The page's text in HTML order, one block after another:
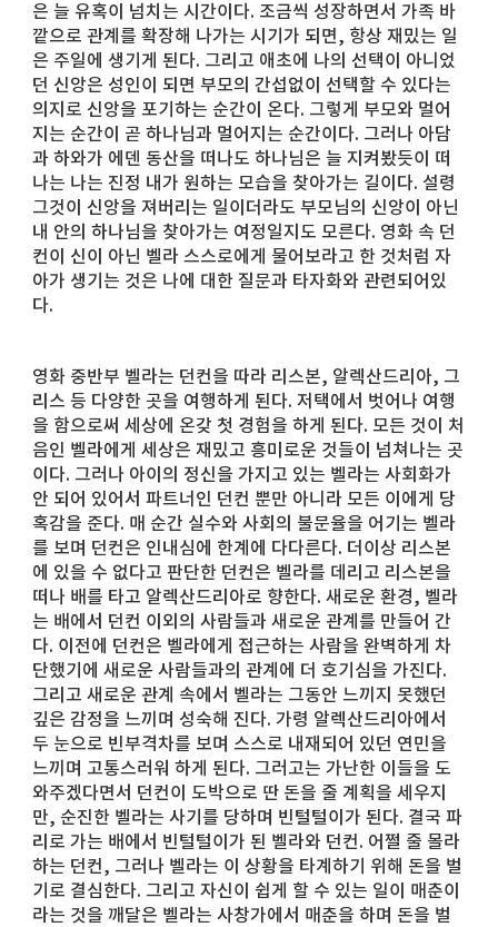
은 늘 유혹이 넘치는 시간이다. 조금씩 성장하면서 가족 바
깥으로 관계를 확장해 나가는 시기가 되면, 항상 재밌는 일
은 주일에 생기게 된다. 그리고 애초에 나의 선택이 아니었
던 신앙은 성인이 되면 부모의 간섭없이 선택할 수 있다는
의지로 신앙을 포기하는 순간이 온다. 그렇게 부모와 멀어
지는 순간이 곧 하나님과 멀어지는 순간이다. 그러나 아담
과 하와가 에덴 동산을 떠나도 하나님은 늘 지켜봤듯이 떠
나는 나는 진정 내가 원하는 모습을 찾아가는 길이다. 설령
그것이 신앙을 져버리는 일이더라도 부모님의 신앙이 아닌
내 안의 하나님을 찾아가는 여정일지도 모른다. 영화 속 던
컨이 신이 아닌 벨라 스스로에게 물어보라고 한 것처럼 자
아가 생기는 것은 나에 대한 질문과 타자화와 관련되어있
다.
영화 중반부 벨라는 던컨을 따라 리스본, 알렉산드리아, 그
리스 등 다양한 곳을 여행하게 된다. 저택에서 벗어나 여행
을 함으로써 세상에 온갖 첫 경험을 하게 된다. 모든 것이 처
음인 벨라에게 세상은 재밌고 흥미로운 것들이 넘쳐나는 곳
이다. 그러나 아이의 정신을 가지고 있는 벨라는 사회화가
안 되어 있어서 파트너인 던컨 뿐만 아니라 모든 이에게 당
혹감을 준다. 매 순간 실수와 사회의 불문율을 어기는 벨라
를 보며 던컨은 인내심에 한계에 다다른다. 더이상 리스본
에 있을 수 없다고 판단한 던컨은 벨라를 데리고 리스본을
떠나 배를 타고 알렉산드리아로 향한다. 새로운 환경, 벨라
는 배에서 던컨 이외의 사람들과 새로운 관계를 만들어 간
다. 이전에 던컨은 벨라에게 접근하는 사람을 완벽하게 차
단했기에 새로운 사람들과의 관계에 더 호기심을 가진다.
그리고 새로운 관계 속에서 벨라는 그동안 느끼지 못했던
깊은 감정을 느끼며 성숙해 진다. 가령 알렉산드리아에서
두 눈으로 빈부격차를 보며 스스로 내재되어 있던 연민을
느끼며 고통스러워 하게 된다. 그러고는 가난한 이들을 도
와주겠다면서 던컨이 도박으로 딴 돈을 줄 계획을 세우지
만, 순진한 벨라는 사기를 당하며 빈털털이가 된다. 결국 파
리로 가는 배에서 빈털털이가 된 벨라와 던컨. 어쩔 줄 몰라
하는 던컨, 그러나 벨라는 이 상황을 타계하기 위해 돈을 벌
기로 결심한다. 그리고 자신이 쉽게 할 수 있는 일이 매춘이
라는 것을 깨달은 벨라는 사창가에서 매춘을 하며 돈을 벌